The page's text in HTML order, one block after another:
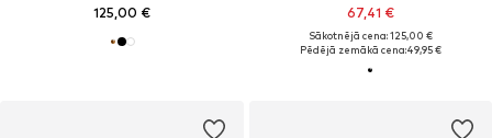
125,00 € 67,41 €
Sākotnējā cena: 125,00 €
Pēdējā zemākā cena:49,95 €